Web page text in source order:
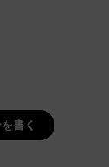
書く